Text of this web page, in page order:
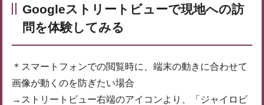
Googleストリートビューで現地への訪
問を体験してみる
＊スマートフォンでの閲覧時に、端末の動きに合わせて
画像が動くのを防ぎたい場合
→ストリートビュー右端のアイコンより、「ジャイロビ